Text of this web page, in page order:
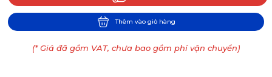
Thêm vào giỏ hàng
(* Giá đã gồm VAT, chưa bao gồm phí vận chuyển)